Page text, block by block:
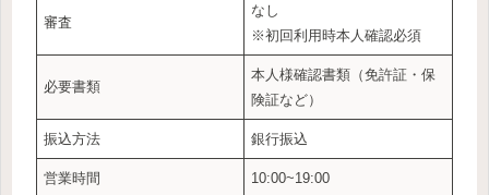
審査
なし
※初回利用時本人確認必須
必要書類
本人様確認書類（免許証・保
険証など）
振込方法 銀行振込
営業時間 10:00~19:00